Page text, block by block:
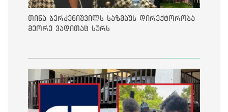
თინა ბერძენიშვილს საზმაუს დირექტორობა
მეორე ვადითაც სურს